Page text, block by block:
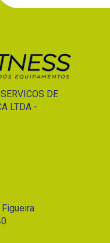
DE
LTDA -
Figueira